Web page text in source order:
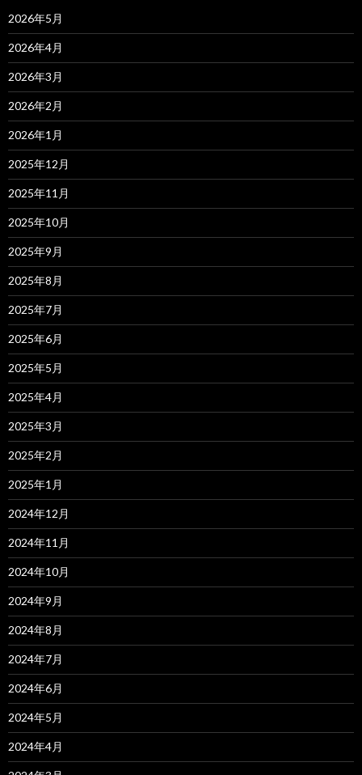
2026年5月
2026年4月
2026年3月
2026年2月
2026年1月
2025年12月
2025年11月
2025年10月
2025年9月
2025年8月
2025年7月
2025年6月
2025年5月
2025年4月
2025年3月
2025年2月
2025年1月
2024年12月
2024年11月
2024年10月
2024年9月
2024年8月
2024年7月
2024年6月
2024年5月
2024年4月